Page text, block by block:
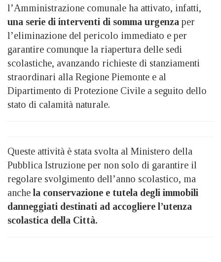
l’Amministrazione comunale ha attivato, infatti,
una serie di interventi di somma urgenza per
l’eliminazione del pericolo immediato e per
garantire comunque la riapertura delle sedi
scolastiche, avanzando richieste di stanziamenti
straordinari alla Regione Piemonte e al
Dipartimento di Protezione Civile a seguito dello
stato di calamità naturale.
Queste attività è stata svolta al Ministero della
Pubblica Istruzione per non solo di garantire il
regolare svolgimento dell’anno scolastico, ma
anche la conservazione e tutela degli immobili
danneggiati destinati ad accogliere l’utenza
scolastica della Città.